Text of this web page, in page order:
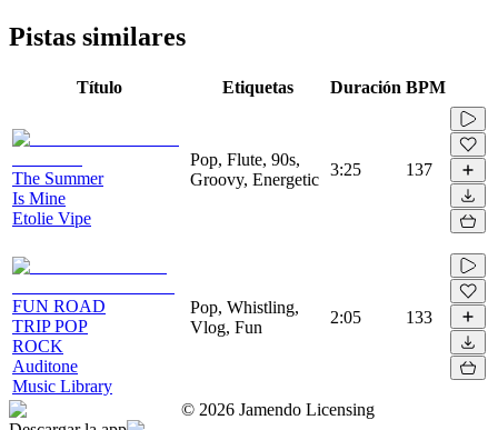
Pistas similares
Título Etiquetas Duración BPM
The Summer
Is Mine
Etolie Vipe
Pop, Flute, 90s,
Groovy, Energetic
3:25 137
FUN ROAD
TRIP POP
ROCK
Auditone
Music Library
Pop, Whistling,
Vlog, Fun
2:05 133
© 2026 Jamendo Licensing